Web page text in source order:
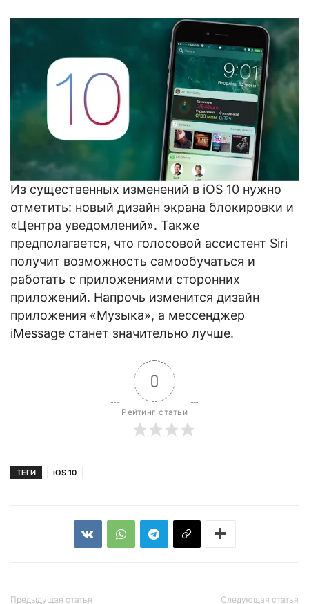
Из существенных изменений в iOS 10 нужно
отметить: новый дизайн экрана блокировки и
«Центра уведомлений». Также
предполагается, что голосовой ассистент Siri
получит возможность самообучаться и
работать с приложениями сторонних
приложений. Напрочь изменится дизайн
приложения «Музыка», а мессенджер
iMessage станет значительно лучше.
0
Рейтинг статьи
ТЕГИ iOS 10
Предыдущая статья Следующая статья